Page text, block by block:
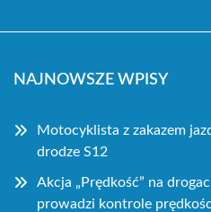
NAJNOWSZE WPISY
Motocyklista z zakazem
drodze S12
Akcja „Prędkość” na
prowadzi kontrole